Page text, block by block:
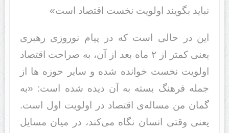
نباید بگویند اولویت نخست اقتصاد است»
این در حالی است که در پیام نوروزی رهبری
یعنی کمتر از ۲ ماه بعد از آن، به صراحت اقتصاد
اولویت نخست خوانده شده و سایر حوزه ها از
جمله فرهنگ بسته به آن دیده شده است: «به
گمان من مساله‌ی اقتصاد در اولویت اول است.
یعنی وقتی انسان نگاه می‌کند، در میان مسایل